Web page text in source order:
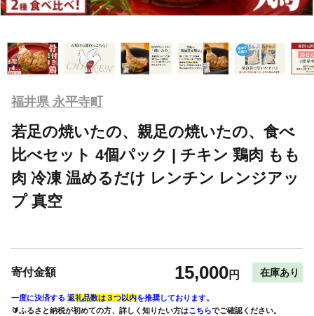
福井県 永平寺町
若足の焼いたの、親足の焼いたの、食べ
比べセット 4個パック | チキン 鶏肉 もも
肉 冷凍 温めるだけ レンチン レンジアッ
プ 真空
寄付金額 15,000円 在庫あり
一度に決済する 返礼品数は３つ以内を推奨しております。
🔰ふるさと納税が初めての方、詳しく知りたい方はこちらでご確認ください。